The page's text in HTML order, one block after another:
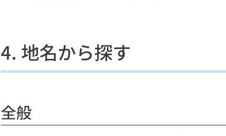
4. 地名から探す
全般